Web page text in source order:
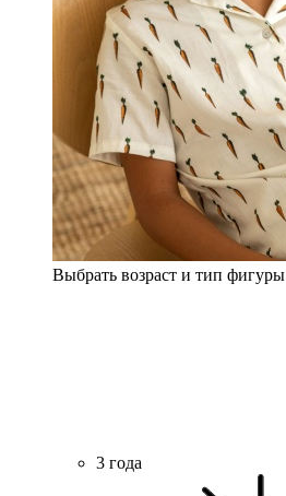
Выбрать возраст и тип фигуры
3 года